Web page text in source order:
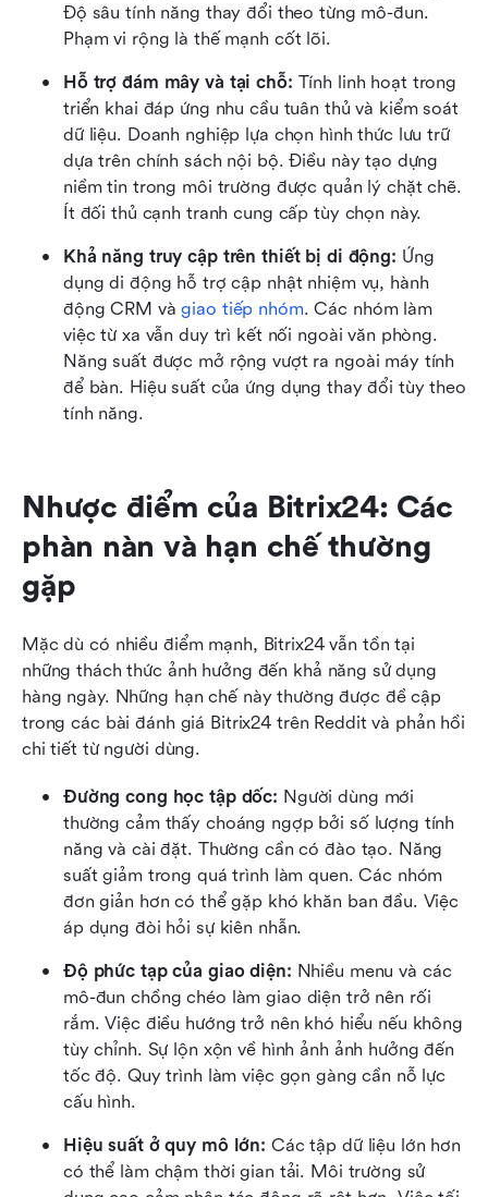
Độ sâu tính năng thay đổi theo từng mô-đun.
Phạm vi rộng là thế mạnh cốt lõi.
Hỗ trợ đám mây và tại chỗ: Tính linh hoạt trong
triển khai đáp ứng nhu cầu tuân thủ và kiểm soát
dữ liệu. Doanh nghiệp lựa chọn hình thức lưu trữ
dựa trên chính sách nội bộ. Điều này tạo dựng
niềm tin trong môi trường được quản lý chặt chẽ.
Ít đối thủ cạnh tranh cung cấp tùy chọn này.
Khả năng truy cập trên thiết bị di động: Ứng
dụng di động hỗ trợ cập nhật nhiệm vụ, hành
động CRM và giao tiếp nhóm. Các nhóm làm
việc từ xa vẫn duy trì kết nối ngoài văn phòng.
Năng suất được mở rộng vượt ra ngoài máy tính
để bàn. Hiệu suất của ứng dụng thay đổi tùy theo
tính năng.
Nhược điểm của Bitrix24: Các
phàn nàn và hạn chế thường
gặp
Mặc dù có nhiều điểm mạnh, Bitrix24 vẫn tồn tại
những thách thức ảnh hưởng đến khả năng sử dụng
hàng ngày. Những hạn chế này thường được đề cập
trong các bài đánh giá Bitrix24 trên Reddit và phản hồi
chi tiết từ người dùng.
Đường cong học tập dốc: Người dùng mới
thường cảm thấy choáng ngợp bởi số lượng tính
năng và cài đặt. Thường cần có đào tạo. Năng
suất giảm trong quá trình làm quen. Các nhóm
đơn giản hơn có thể gặp khó khăn ban đầu. Việc
áp dụng đòi hỏi sự kiên nhẫn.
Độ phức tạp của giao diện: Nhiều menu và các
mô-đun chồng chéo làm giao diện trở nên rối
rắm. Việc điều hướng trở nên khó hiểu nếu không
tùy chỉnh. Sự lộn xộn về hình ảnh ảnh hưởng đến
tốc độ. Quy trình làm việc gọn gàng cần nỗ lực
cấu hình.
Hiệu suất ở quy mô lớn: Các tập dữ liệu lớn hơn
có thể làm chậm thời gian tải. Môi trường sử